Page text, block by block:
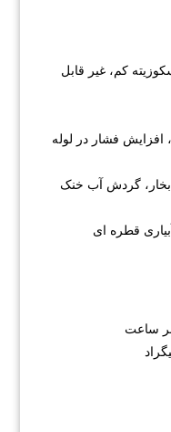
کم، غیر قابل
افزایش فشار در لوله
گردش آب خنک
قطره ای